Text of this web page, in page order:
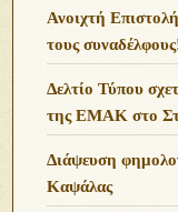
Ανοιχτή
τους
Δελτίο Τύπου
της ΕΜΑΚ στο
Διάψευση
Καψάλας